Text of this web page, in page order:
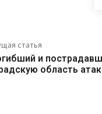
статья
и
область